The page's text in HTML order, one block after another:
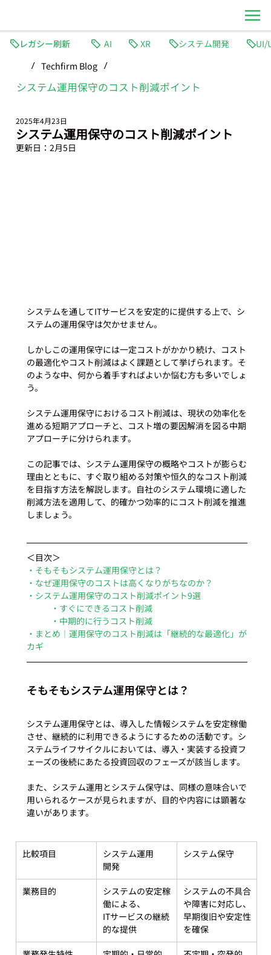
レガシー刷新 AI XR
システム開発
/ Techfirm Blog /
システム運用保守のコスト削減ポイント
システム運用保守のコスト削減ポイント
2025年4月23日
更新日： 2月5日
システムを通してITサービスを安定的に提供する上で、シ
ステムの運用保守は欠かせません。
しかしこの運用保守には一定コストがかかり続け、コスト
の最適化やコスト削減はよく課題として挙げられます。そ
のような中、何から着手すればよいか悩む方も多いでしょ
う。
システム運用保守におけるコスト削減は、現状の効率化を
進める短期アプローチと、コスト増の要因解消を図る中期
アプローチに分けられます。
この記事では、システム運用保守の概略やコストが膨らむ
理由とともに、すぐ取り組める対策や恒久的なコスト削減
を目指す方法を解説します。自社のシステム環境に適した
削減方法を適用して、的確かつ効率的にコスト削減を推進
しましょう。
＜目次＞
・そもそもシステム運用保守とは？
・なぜ運用保守のコストは高くなりがちなのか？
・システム運用保守のコスト削減ポイント9選
・すぐにできるコスト削減
・中期的に行うコスト削減
・まとめ｜運用保守のコスト削減は「継続的な最適化」が
カギ
そもそもシステム運用保守とは？
システム運用保守とは、導入した情報システムを安定稼働
させ、継続的に利用できるようにするための活動です。シ
ステムライフサイクルにおいては、導入・実装する投資フ
ェーズの後続にあたる投資回収のフェーズが該当します。
また、システム運用とシステム保守は、同様の意味合いで
用いられるケースが見られますが、目的や内容には顕著な
比較項目
システム運用
開発
システム保守
業務目的
システムの安定稼
働による、
ITサービスの継続
的な提供
システムの不具合
や障害に対応し、
早期復旧や安定性
を確保